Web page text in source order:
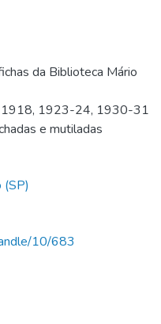
da Biblioteca Mário
1918, 1923-24, 1930-31
e mutiladas
(SP)
10/683